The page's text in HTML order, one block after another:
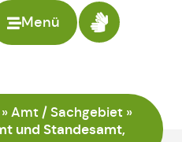
Menü
»Amt / Sachgebiet »
und Standesamt,